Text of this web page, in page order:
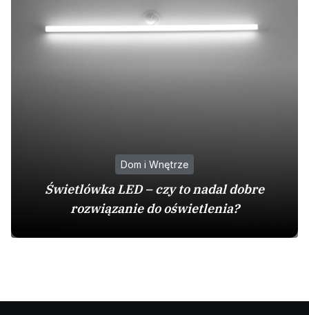
Dom i Wnętrze
Świetlówka LED – czy to nadal dobre
rozwiązanie do oświetlenia?